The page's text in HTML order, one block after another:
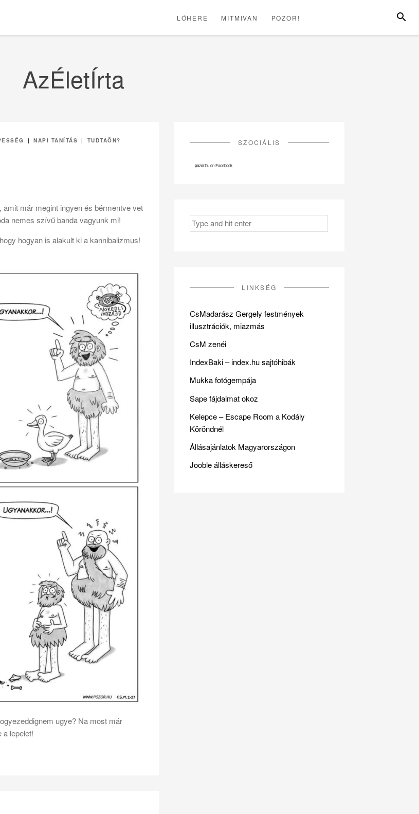
LÓHERE MITMIVAN POZOR!
AzÉletÍrta
| NAPI TANÍTÁS | TUDTAÖN?
már megint ingyen és bérmentve vet
nemes szívű banda vagyunk mi!
hogyan is alakult ki a kannibalizmus!
ugye? Na most már
a lepelet!
SZOCIÁLIS
pozor.huon Facebook
Search
for:
LINKSÉG
CsMadarász Gergely festmények
illusztrációk, miazmás
CsM zenéi
IndexBaki – index.hu sajtóhibák
Mukka fotógempája
Sape fájdalmat okoz
Kelepce – Escape Room a Kodály
Köröndnél
Állásajánlatok Magyarországon
Jooble álláskereső